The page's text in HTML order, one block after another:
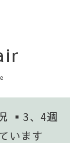
▪️3、4週
います